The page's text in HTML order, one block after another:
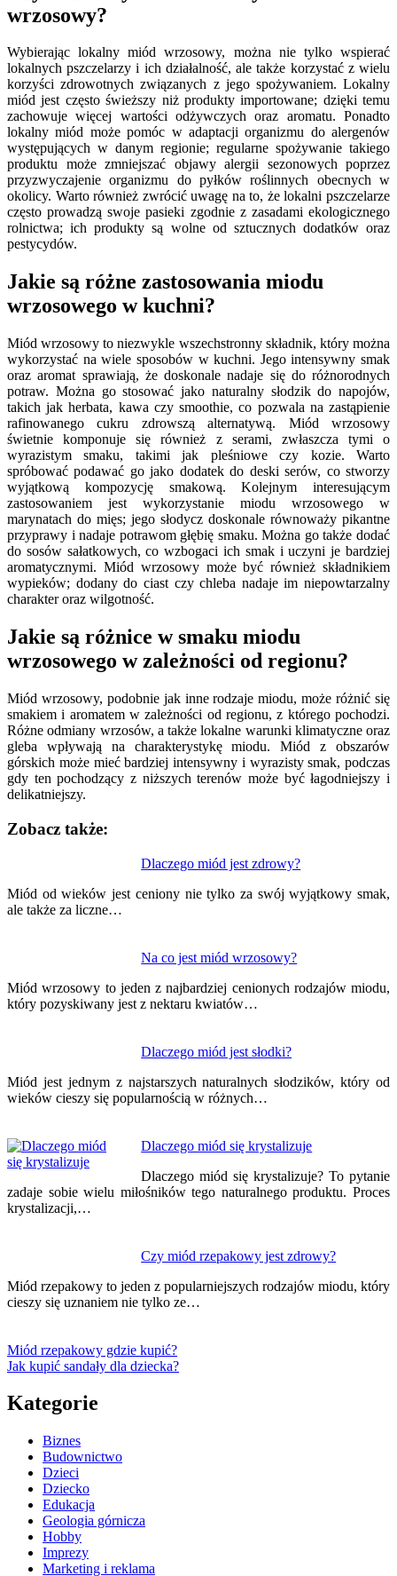
wrzosowy?
Wybierając lokalny miód wrzosowy, można nie tylko wspierać
lokalnych pszczelarzy i ich działalność, ale także korzystać z wielu
korzyści zdrowotnych związanych z jego spożywaniem. Lokalny
miód jest często świeższy niż produkty importowane; dzięki temu
zachowuje więcej wartości odżywczych oraz aromatu. Ponadto
lokalny miód może pomóc w adaptacji organizmu do alergenów
występujących w danym regionie; regularne spożywanie takiego
produktu może zmniejszać objawy alergii sezonowych poprzez
przyzwyczajenie organizmu do pyłków roślinnych obecnych w
okolicy. Warto również zwrócić uwagę na to, że lokalni pszczelarze
często prowadzą swoje pasieki zgodnie z zasadami ekologicznego
rolnictwa; ich produkty są wolne od sztucznych dodatków oraz
pestycydów.
Jakie są różne zastosowania miodu
wrzosowego w kuchni?
Miód wrzosowy to niezwykle wszechstronny składnik, który można
wykorzystać na wiele sposobów w kuchni. Jego intensywny smak
oraz aromat sprawiają, że doskonale nadaje się do różnorodnych
potraw. Można go stosować jako naturalny słodzik do napojów,
takich jak herbata, kawa czy smoothie, co pozwala na zastąpienie
rafinowanego cukru zdrowszą alternatywą. Miód wrzosowy
świetnie komponuje się również z serami, zwłaszcza tymi o
wyrazistym smaku, takimi jak pleśniowe czy kozie. Warto
spróbować podawać go jako dodatek do deski serów, co stworzy
wyjątkową kompozycję smakową. Kolejnym interesującym
zastosowaniem jest wykorzystanie miodu wrzosowego w
marynatach do mięs; jego słodycz doskonale równoważy pikantne
przyprawy i nadaje potrawom głębię smaku. Można go także dodać
do sosów sałatkowych, co wzbogaci ich smak i uczyni je bardziej
aromatycznymi. Miód wrzosowy może być również składnikiem
wypieków; dodany do ciast czy chleba nadaje im niepowtarzalny
charakter oraz wilgotność.
Jakie są różnice w smaku miodu
wrzosowego w zależności od regionu?
Miód wrzosowy, podobnie jak inne rodzaje miodu, może różnić się
smakiem i aromatem w zależności od regionu, z którego pochodzi.
Różne odmiany wrzosów, a także lokalne warunki klimatyczne oraz
gleba wpływają na charakterystykę miodu. Miód z obszarów
górskich może mieć bardziej intensywny i wyrazisty smak, podczas
gdy ten pochodzący z niższych terenów może być łagodniejszy i
delikatniejszy.
Zobacz także:
Dlaczego miód jest zdrowy?
Miód od wieków jest ceniony nie tylko za swój wyjątkowy smak,
ale także za liczne…
Na co jest miód wrzosowy?
Miód wrzosowy to jeden z najbardziej cenionych rodzajów miodu,
który pozyskiwany jest z nektaru kwiatów…
Dlaczego miód jest słodki?
Miód jest jednym z najstarszych naturalnych słodzików, który od
wieków cieszy się popularnością w różnych…
Dlaczego miód się krystalizuje
Dlaczego miód się krystalizuje? To pytanie
zadaje sobie wielu miłośników tego naturalnego produktu. Proces
krystalizacji,…
Czy miód rzepakowy jest zdrowy?
Miód rzepakowy to jeden z popularniejszych rodzajów miodu, który
cieszy się uznaniem nie tylko ze…
wpisu
Miód rzepakowy gdzie kupić?
Jak kupić sandały dla dziecka?
Kategorie
Biznes
Budownictwo
Dzieci
Dziecko
Edukacja
Geologia górnicza
Hobby
Imprezy
Marketing i reklama